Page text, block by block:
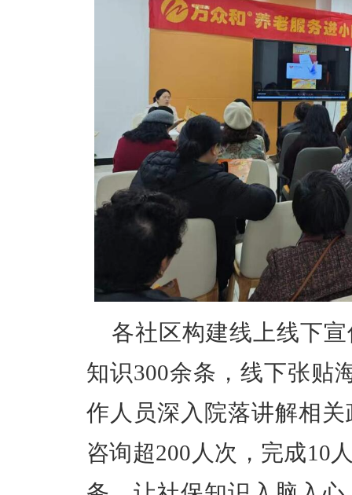
各社区构建线上线下
知识300余条，线下张贴
作人员深入院落讲解相
咨询超200人次，完成10